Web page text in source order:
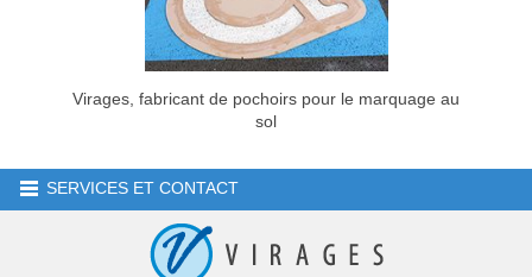
Virages, fabricant de pochoirs pour le marquage au
sol
SERVICES ET CONTACT